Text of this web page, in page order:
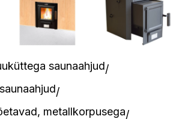
saunaahjud
metallkorpusega